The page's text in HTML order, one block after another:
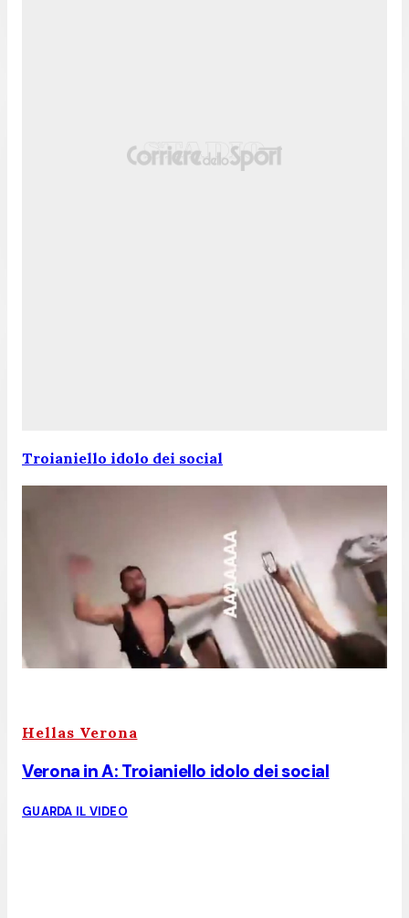
Troianiello idolo dei social
Hellas Verona
Verona in A: Troianiello idolo dei social
GUARDA IL VIDEO